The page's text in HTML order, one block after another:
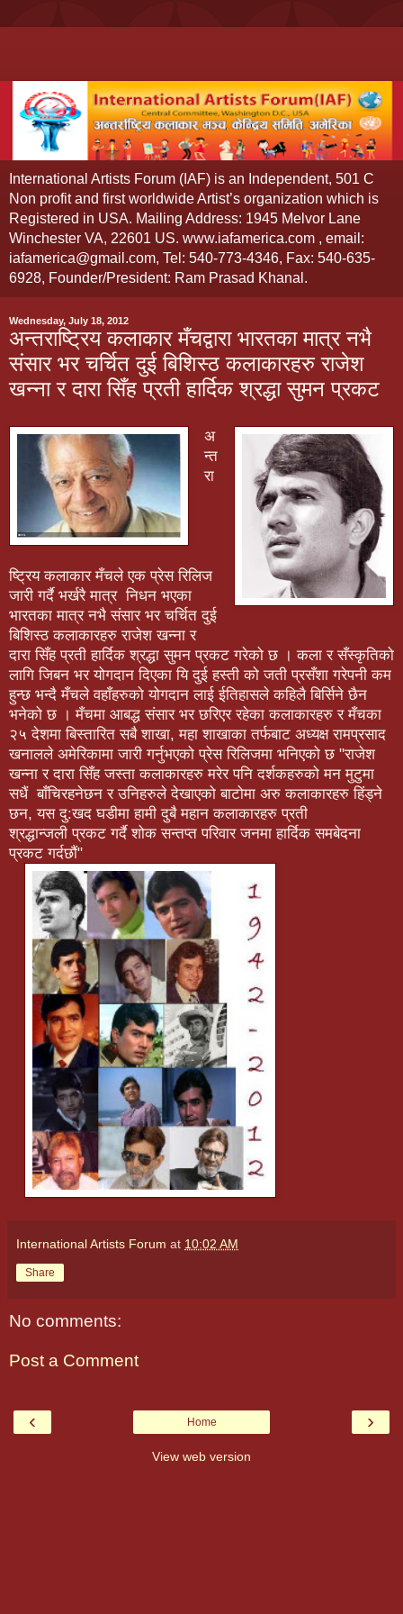
International Artists Forum (IAF) is an Independent, 501 C
Non profit and first worldwide Artist’s organization which is
Registered in USA. Mailing Address: 1945 Melvor Lane
Winchester VA, 22601 US. www.iafamerica.com , email:
iafamerica@gmail.com, Tel: 540-773-4346, Fax: 540-635-
6928, Founder/President: Ram Prasad Khanal.
Wednesday, July 18, 2012
अन्तराष्ट्रिय कलाकार मँचद्वारा भारतका मात्र नभै
संसार भर चर्चित दुई बिशिस्ठ कलाकारहरु राजेश
खन्ना र दारा सिँह प्रती हार्दिक श्रद्धा सुमन प्रकट
अ
न्त
रा
ष्ट्रिय कलाकार मँचले एक प्रेस रिलिज
जारी गर्दै भर्खरै मात्र निधन भएका
भारतका मात्र नभै संसार भर चर्चित दुई
बिशिस्ठ कलाकारहरु राजेश खन्ना र
दारा सिँह प्रती हार्दिक श्रद्धा सुमन प्रकट गरेको छ । कला र सँस्कृतिको
लागि जिबन भर योगदान दिएका यि दुई हस्ती को जती प्रसँशा गरेपनी कम
हुन्छ भन्दै मँचले वहाँहरुको योगदान लाई ईतिहासले कहिलै बिर्सिने छैन
भनेको छ । मँचमा आबद्ध संसार भर छरिएर रहेका कलाकारहरु र मँचका
२५ देशमा बिस्तारित सबै शाखा, महा शाखाका तर्फबाट अध्यक्ष रामप्रसाद
खनालले अमेरिकामा जारी गर्नुभएको प्रेस रिलिजमा भनिएको छ "राजेश
खन्ना र दारा सिँह जस्ता कलाकारहरु मरेर पनि दर्शकहरुको मन मुटुमा
सधैं बाँचिरहनेछन र उनिहरुले देखाएको बाटोमा अरु कलाकारहरु हिंड्ने
छन, यस दु:खद घडीमा हामी दुबै महान कलाकारहरु प्रती
श्रद्धान्जली प्रकट गर्दै शोक सन्तप्त परिवार जनमा हार्दिक समबेदना
प्रकट गर्दछौं"
International Artists Forum at 10:02 AM
Share
No comments:
Post a Comment
‹ ›
Home
View web version